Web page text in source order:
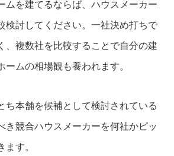
ムを建てるならば、ハウスメーカー
検討してください。一社決め打ちで
、複数社を比較することで自分の建
ームの相場観も養われます。
ち本舗を候補として検討されている
き競合ハウスメーカーを何社かピッ
ます。